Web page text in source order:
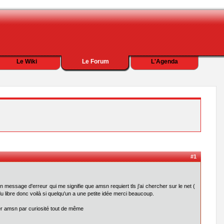
L'Agenda
Le Forum
Le Wiki
#1
d'erreur qui me signifie que amsn requiert tls j'ai chercher sur le net (
donc voilà si quelqu'un a une petite idée merci beaucoup.
amsn par curiosité tout de même